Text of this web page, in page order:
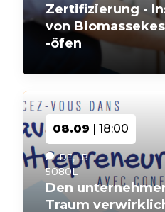
Zertifizierung -
von
-öfen
08.09 | 18:00
DE, LB
5080L
Den
Traum